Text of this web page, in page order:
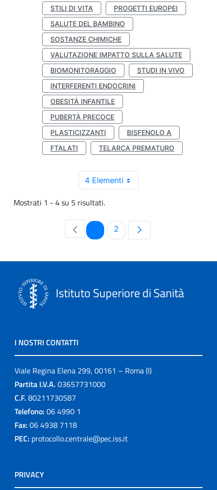
STILI DI VITA
PROGETTI EUROPEI
SALUTE DEL BAMBINO
SOSTANZE CHIMICHE
VALUTAZIONE IMPATTO SULLA SALUTE
BIOMONITORAGGIO
STUDI IN VIVO
INTERFERENTI ENDOCRINI
OBESITÀ INFANTILE
PUBERTÀ PRECOCE
PLASTICIZZANTI
BISFENOLO A
FTALATI
TELARCA PREMATURO
4 Elementi
Mostrati 1 - 4 su 5 risultati.
PaginaPagina
2
Istituto Superiore di Sanità
I NOSTRI CONTATTI
Viale Regina Elena 299, 00161 – Roma (I)
Partita I.V.A. 03657731000
C.F. 80211730587
Telefono: 06 4990 1
Fax: 06 4938 7118
PEC: protocollo.centrale@pec.iss.it
PRIVACY